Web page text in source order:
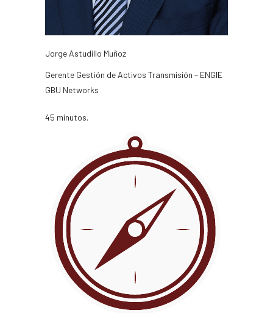
Jorge Astudillo Muñoz
Gerente Gestión de Activos Transmisión – ENGIE
GBU Networks
45 minutos.